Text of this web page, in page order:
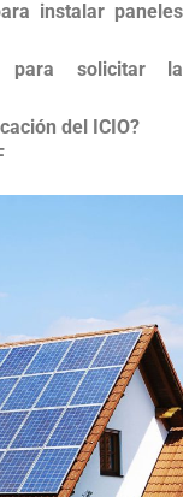
instalar paneles
para solicitar la
del ICIO?